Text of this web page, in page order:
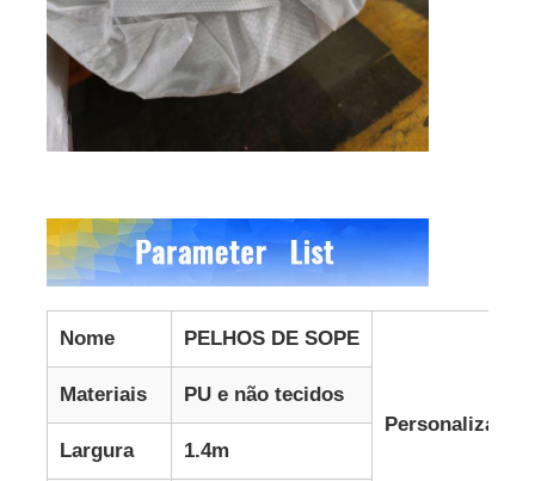
Nome PELHOS DE SOPE
Personalização
Materiais PU e não tecidos
Largura 1.4m